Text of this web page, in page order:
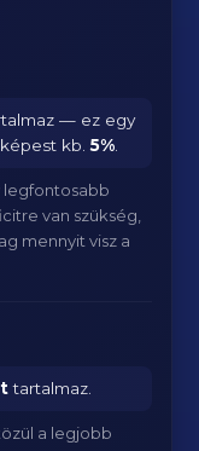
— ez egy
kb.5%
legfontosabb
van szükség,
mennyit visz a
tartalmaz.
a legjobb